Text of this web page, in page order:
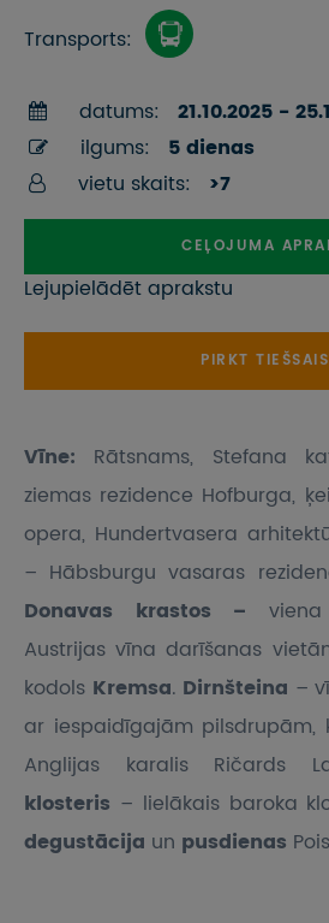
Transports:
datums:
21.10.2025 -
ilgums:
5 dienas
vietu skaits:
>7
CEĻOJUMA
Lejupielādēt aprakstu
PIRKT
Vīne: Rātsnams, Stefana
ziemas rezidence Hofburga,
opera, Hundertvasera
– Hābsburgu vasaras
Donavas krastos –
Austrijas vīna darīšanas
kodols Kremsa. Dirnšteina –
ar iespaidīgajām pilsdrupām,
Anglijas karalis Ričards
klosteris – lielākais baroka
degustācija un pusdienas